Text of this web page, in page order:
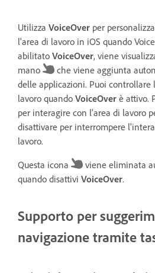
Utilizza VoiceOver per
l'area di lavoro in iOS quando
abilitato VoiceOver, viene
mano
che viene aggiunta
delle applicazioni. Puoi
lavoro quando VoiceOver è attivo.
per interagire con l'area di lavoro
disattivare per interrompere
lavoro.
Questa icona
viene eliminata
quando disattivi VoiceOver.
Supporto per
navigazione tramite